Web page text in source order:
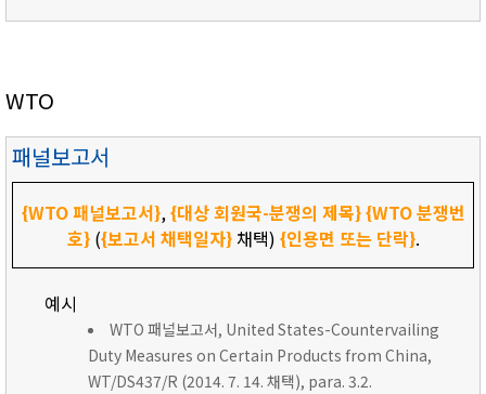
WTO
패널보고서
{WTO 패널보고서},{대상 회원국-분쟁의 제목}{WTO 분쟁번
호}({보고서 채택일자}채택) {인용면 또는 단락}.
예시
WTO 패널보고서, United States-Countervailing
Duty Measures on Certain Products from China,
WT/DS437/R (2014. 7. 14. 채택), para. 3.2.